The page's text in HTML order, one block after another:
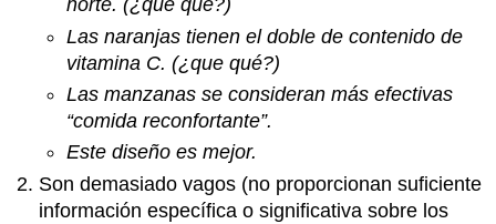
norte. (¿que qué?)
Las naranjas tienen el doble de contenido de
vitamina C. (¿que qué?)
Las manzanas se consideran más efectivas
“comida reconfortante”.
Este diseño es mejor.
Son demasiado vagos (no proporcionan suficiente
información específica o significativa sobre los